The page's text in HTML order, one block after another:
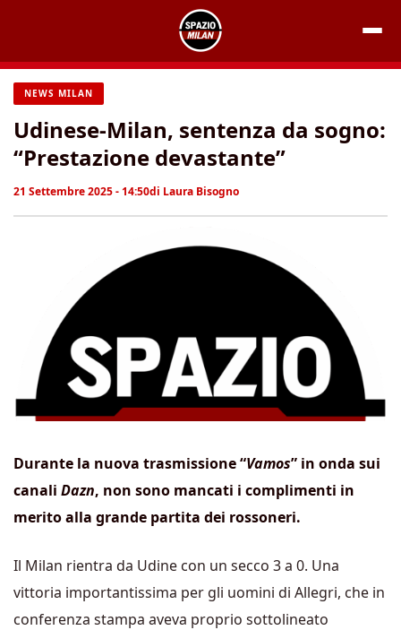
contenuto
NEWS MILAN
Udinese-Milan, sentenza da sogno:
“Prestazione devastante”
21 Settembre 2025 - 14:50di Laura Bisogno
Durante la nuova trasmissione “Vamos” in onda sui
canali Dazn, non sono mancati i complimenti in
merito alla grande partita dei rossoneri.
Il Milan rientra da Udine con un secco 3 a 0. Una
vittoria importantissima per gli uomini di Allegri, che in
conferenza stampa aveva proprio sottolineato